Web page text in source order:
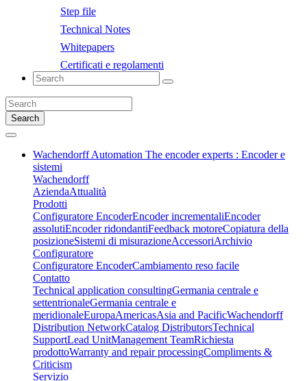
Step file
Technical Notes
Whitepapers
Certificati e regolamenti
Search
Wachendorff Automation The encoder experts : Encoder e
sistemi
Wachendorff
AziendaAttualità
Prodotti
Configuratore EncoderEncoder incrementaliEncoder
assolutiEncoder ridondantiFeedback motoreCopiatura della
posizioneSistemi di misurazioneAccessoriArchivio
Configuratore
Configuratore EncoderCambiamento reso facile
Contatto
Technical application consultingGermania centrale e
settentrionaleGermania centrale e
meridionaleEuropaAmericasAsia and PacificWachendorff
Distribution NetworkCatalog DistributorsTechnical
SupportLead UnitManagement TeamRichiesta
prodottoWarranty and repair processingCompliments &
Criticism
Servizio